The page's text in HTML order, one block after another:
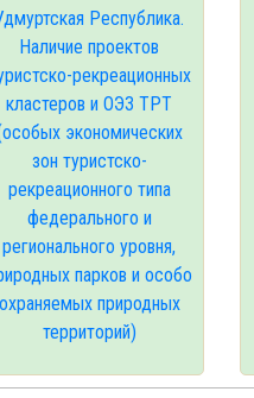
Республика.
Наличие проектов
рекреационных
кластеров и ОЭЗ ТРТ
экономических
зон туристско-
рекреационного типа
федерального и
регионального уровня,
парков и особо
охраняемых природных
территорий)